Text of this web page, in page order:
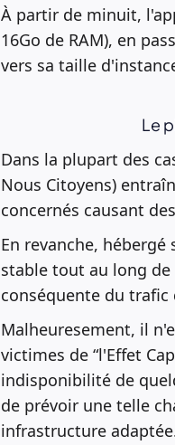
À partir de minuit,
16Go de RAM), en
vers sa taille
Le
Dans la plupart des
Nous Citoyens)
concernés causant
En revanche,
stable tout au long de
conséquente du
Malheuresement, il
victimes de “l'Effet
indisponibilité de
de prévoir une telle
infrastructure